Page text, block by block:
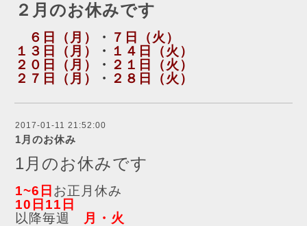
２月のお休みです
６日（月） ・
７日（火）
１３日（月）
・
１４日（火）
２０日（月）
・ ２１日（火）
２７日（月）
・ ２８日（火）
2017-01-11 21:52:00
1月のお休み
1月のお休みです
1~6日 お正月休み
10日11日
以降毎週
月・火